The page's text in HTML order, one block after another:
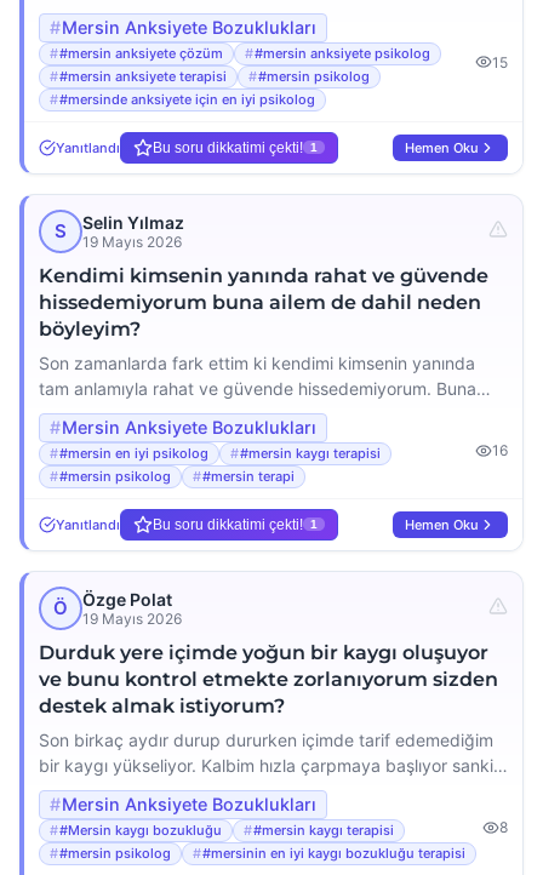
verirken bile panik oluyorum sanki yanlış bir şey yaparsam
her şey mahvolacakmış gibi geliyor her yerde sürekli bir
baskı altında olduğumu düşünüyorum ama kimse bana
doğrudan bir şey söylemiyor gece uyuyamıyorum çünkü
zihnim durmadan aynı düşünceleri döndürüyor. Bu […]
Mersin Anksiyete Bozuklukları
#mersin anksiyete çözüm
#mersin anksiyete psikolog
#mersin anksiyete terapisi
#mersin psikolog
#mersinde anksiyete için en iyi psikolog
15
Yanıtlandı Bu soru dikkatimi çekti! 1 Hemen Oku
S Selin Yılmaz
19 Mayıs 2026
Kendimi kimsenin yanında rahat ve güvende
hissedemiyorum buna ailem de dahil neden
böyleyim?
Son zamanlarda fark ettim ki kendimi kimsenin yanında
tam anlamıyla rahat ve güvende hissedemiyorum. Buna
ailem bile dahil. Annemle konuşurken bile içimde bir
tedirginlik oluyor sanki her an bir şey ters gidecekmiş gibi
hissediyorum. Arkadaşlarımla vakit geçirirken sürekli
tetikteyim ne söyleyeceğimi nasıl davranacağımı
düşünüyorum. Bu durum beni çok yoruyor ve
yalnızlaştırıyor. Neden böyleyim bu hislerden […]
Mersin Anksiyete Bozuklukları
#mersin en iyi psikolog
#mersin kaygı terapisi
#mersin psikolog
#mersin terapi
16
Yanıtlandı Bu soru dikkatimi çekti! 1 Hemen Oku
Ö Özge Polat
19 Mayıs 2026
Durduk yere içimde yoğun bir kaygı oluşuyor
ve bunu kontrol etmekte zorlanıyorum sizden
destek almak istiyorum?
Son birkaç aydır durup dururken içimde tarif edemediğim
bir kaygı yükseliyor. Kalbim hızla çarpmaya başlıyor sanki
kötü bir şey olacakmış gibi hissediyorum ama bunun için
hiçbir neden yok. Bu hissi kontrol etmekte çok
zorlanıyorum ve günlük hayatımı etkilemeye başladı. Acaba
bu normal mi, yoksa bir sorun mu yaşıyorum? Ne yapmam
Mersin Anksiyete Bozuklukları
#Mersin kaygı bozukluğu
#mersin kaygı terapisi
#mersin psikolog
#mersinin en iyi kaygı bozukluğu terapisi
8